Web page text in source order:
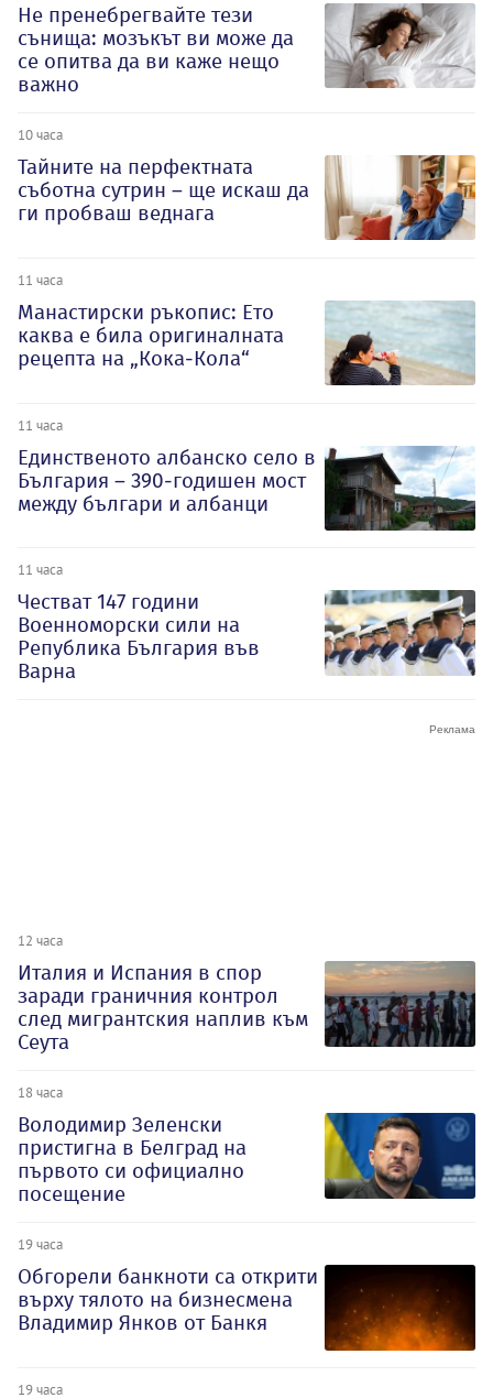
Не пренебрегвайте тези
сънища: мозъкът ви може да
се опитва да ви каже нещо
важно
10 часа
Тайните на перфектната
съботна сутрин – ще искаш да
ги пробваш веднага
11 часа
Манастирски ръкопис: Ето
каква е била оригиналната
рецепта на „Кока-Кола“
11 часа
Единственото албанско село в
България – 390-годишен мост
между българи и албанци
11 часа
Честват 147 години
Военноморски сили на
Република България във
Варна
12 часа
Италия и Испания в спор
заради граничния контрол
след мигрантския наплив към
Сеута
18 часа
Володимир Зеленски
пристигна в Белград на
първото си официално
посещение
19 часа
Обгорели банкноти са открити
върху тялото на бизнесмена
Владимир Янков от Банкя
19 часа